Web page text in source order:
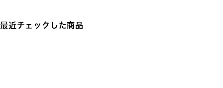
最近チェックした商品